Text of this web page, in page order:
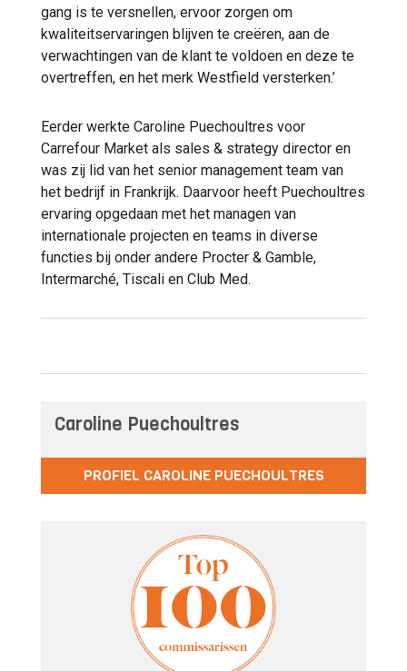
gang is te versnellen, ervoor zorgen om
kwaliteitservaringen blijven te creëren, aan de
verwachtingen van de klant te voldoen en deze te
overtreffen, en het merk Westfield versterken.’
Eerder werkte Caroline Puechoultres voor
Carrefour Market als sales & strategy director en
was zij lid van het senior management team van
het bedrijf in Frankrijk. Daarvoor heeft Puechoultres
ervaring opgedaan met het managen van
internationale projecten en teams in diverse
functies bij onder andere Procter & Gamble,
Intermarché, Tiscali en Club Med.
Caroline Puechoultres
PROFIEL CAROLINE PUECHOULTRES